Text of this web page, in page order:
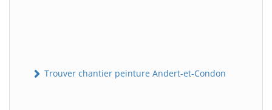
Trouver chantier peinture Andert-et-Condon